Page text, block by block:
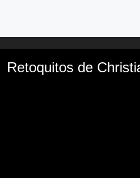
Retoquitos de